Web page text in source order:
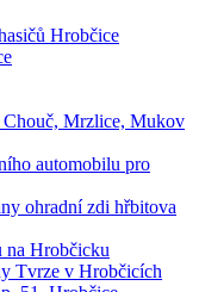
Hrobčice
Chouč, Mrzlice, Mukov
automobilu pro
ohradní zdi hřbitova
na Hrobčicku
Tvrze v Hrobčicích